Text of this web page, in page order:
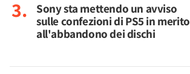
Sony sta mettendo un avviso
sulle confezioni di PS5 in merito
all'abbandono dei dischi